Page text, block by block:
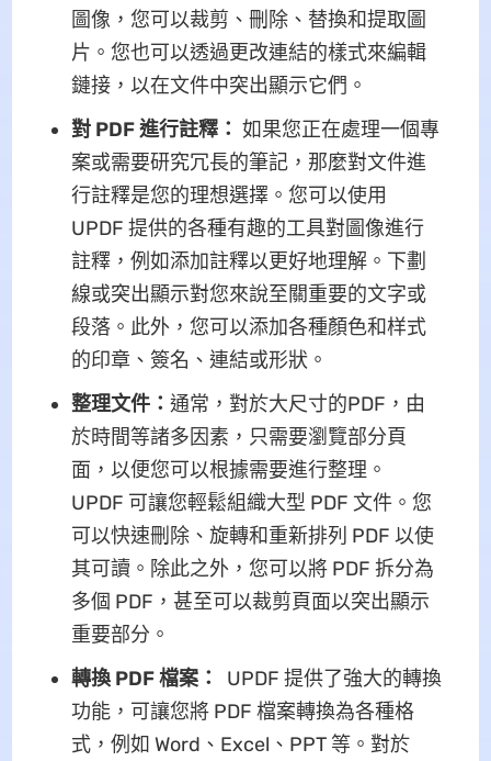
圖像，您可以裁剪、刪除、替換和提取圖
片。您也可以透過更改連結的樣式來編輯
鏈接，以在文件中突出顯示它們。
對 PDF 進行註釋： 如果您正在處理一個專
案或需要研究冗長的筆記，那麼對文件進
行註釋是您的理想選擇。您可以使用
UPDF 提供的各種有趣的工具對圖像進行
註釋，例如添加註釋以更好地理解。下劃
線或突出顯示對您來說至關重要的文字或
段落。此外，您可以添加各種顏色和样式
的印章、簽名、連結或形狀。
整理文件： 通常，對於大尺寸的PDF，由
於時間等諸多因素，只需要瀏覽部分頁
面，以便您可以根據需要進行整理。
UPDF 可讓您輕鬆組織大型 PDF 文件。您
可以快速刪除、旋轉和重新排列 PDF 以使
其可讀。除此之外，您可以將 PDF 拆分為
多個 PDF，甚至可以裁剪頁面以突出顯示
重要部分。
轉換 PDF 檔案：
UPDF 提供了強大的轉換
功能，可讓您將 PDF 檔案轉換為各種格
式，例如 Word、Excel、PPT 等。對於